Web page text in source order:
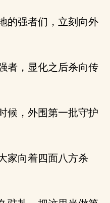
的强者们，立刻向外
者，显化之后杀向传
候，外围第一批守护
家向着四面八方杀